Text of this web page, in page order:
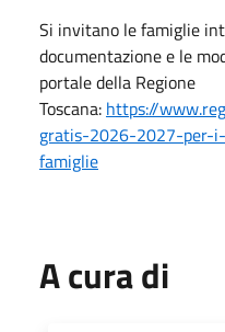
Si invitano le famiglie
documentazione e le
portale della Regione
Toscana: https://
gratis-2026-2027-per-
famiglie
A cura di